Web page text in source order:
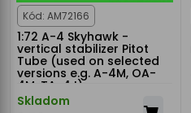
Kód: AM72166
1:72 A-4 Skyhawk -
vertical stabilizer Pitot
Tube (used on selected
versions e.g. A-4M, OA-
4M, TA-4J)
Skladom